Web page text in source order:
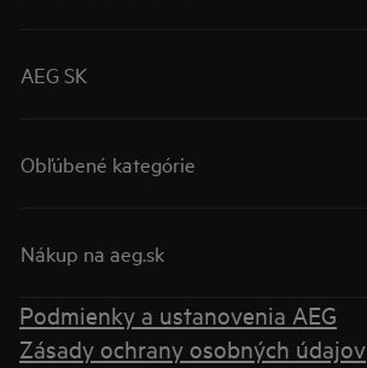
AEG SK
Obľúbené kategórie
Nákup na aeg.sk
Podmienky a ustanovenia AEG
Zásady ochrany osobných údajov